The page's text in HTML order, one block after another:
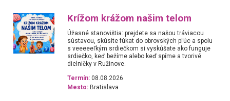
Krížom krážom našim telom
Úžasné stanovištia: prejdete sa našou tráviacou
sústavou, skúsite fúkat do obrovských pľúc a spolu
s veeeeeľkým srdiečkom si vyskúšate ako funguje
srdiečko, keď bežíme alebo keď spíme a tvorivé
dielničky v Ružinove.
Termín: 08.08.2026
Mesto: Bratislava